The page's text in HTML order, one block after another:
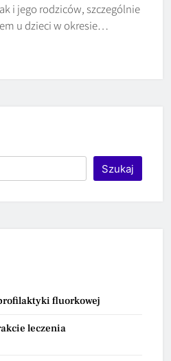
i jego rodziców, szczególnie
u dzieci w okresie…
Szukaj
fluorkowej
leczenia